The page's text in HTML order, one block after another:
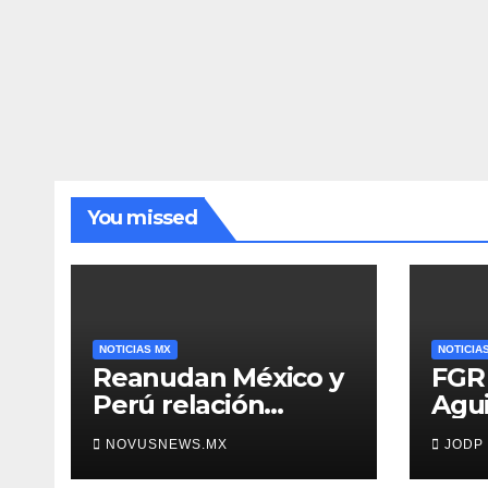
You missed
NOTICIAS MX
Reanudan México y
Perú relación
diplomática
NOVUSNEWS.MX JODP